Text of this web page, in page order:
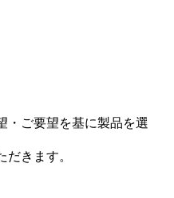
・ご要望を基に製品を選
だきます。